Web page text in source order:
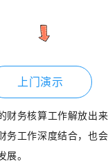
上门演示
财务核算工作解放出
务工作深度结合，也
展。